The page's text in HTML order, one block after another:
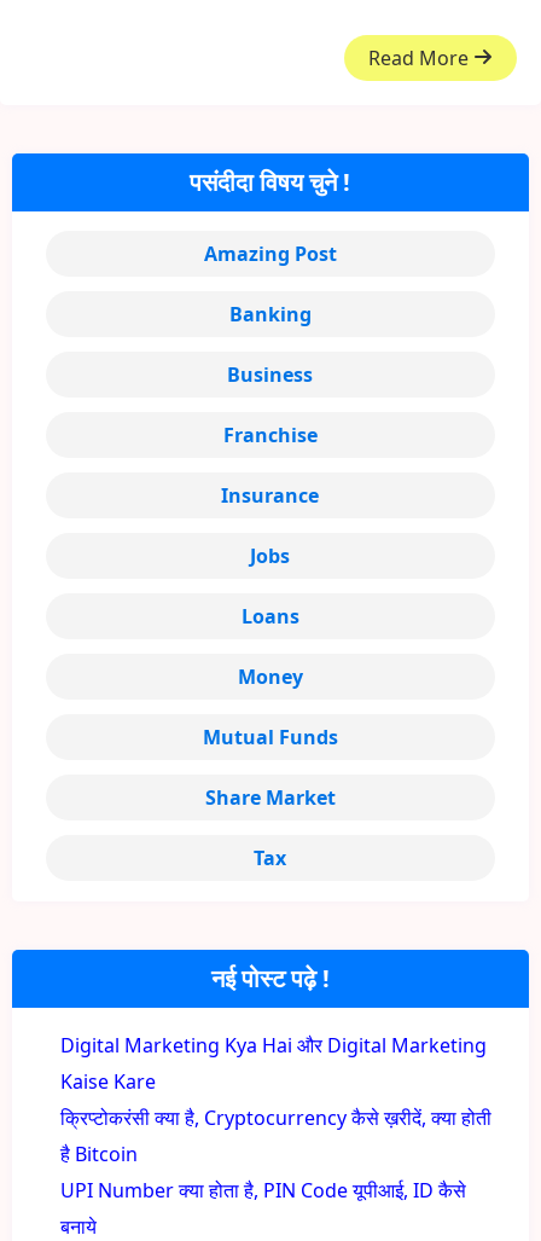
Read More
नई पोस्ट पढ़े !
Digital Marketing Kya Hai और Digital Marketing
Kaise Kare
क्रिप्टोकरंसी क्या है, Cryptocurrency कैसे ख़रीदें, क्या होती
है Bitcoin
UPI Number क्या होता है, PIN Code यूपीआई, ID कैसे
बनाये
पसंदीदा विषय चुने !
Amazing Post
Banking
Business
Franchise
Insurance
Jobs
Loans
Money
Mutual Funds
Share Market
Tax